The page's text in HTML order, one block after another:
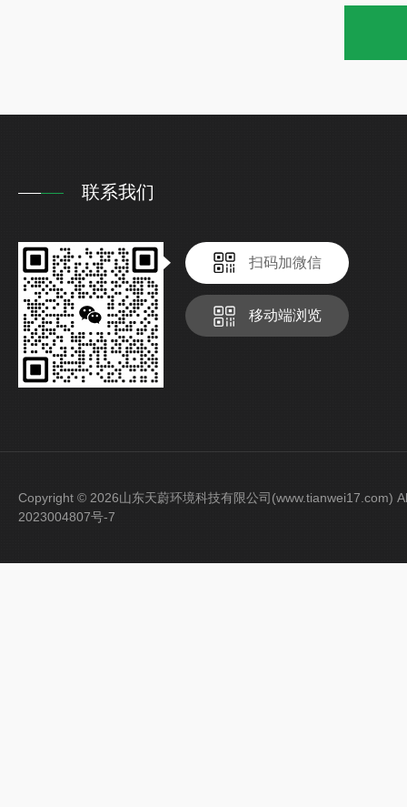
联系我们
扫码加微信
移动端浏览
Copyright © 2026山东天蔚环境科技有限公司(www.tianwei17.com)
2023004807号-7